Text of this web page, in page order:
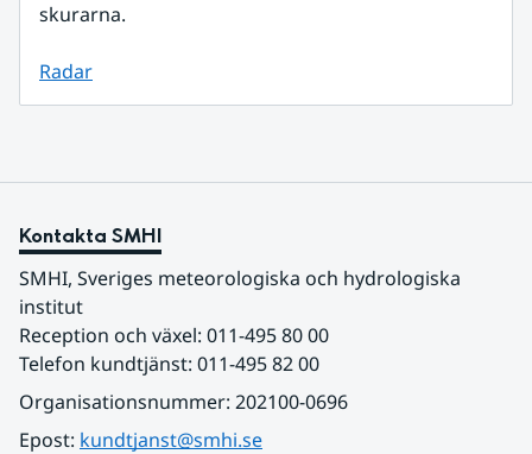
skurarna.
Radar
Kontakta SMHI
SMHI, Sveriges meteorologiska och hydrologiska
institut
Reception och växel: 011-495 80 00
Telefon kundtjänst: 011-495 82 00
Organisationsnummer: 202100-0696
Epost: kundtjanst@smhi.se